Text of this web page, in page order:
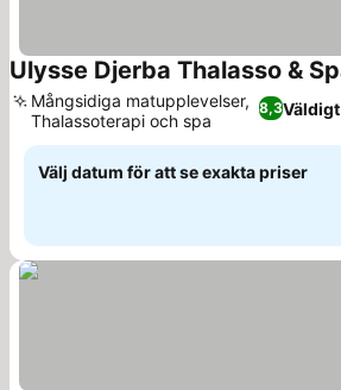
Ulysse Djerba Thalasso &
8,3
Mångsidiga matupplevelser,
Thalassoterapi och spa
Välj datum för att se exakta priser